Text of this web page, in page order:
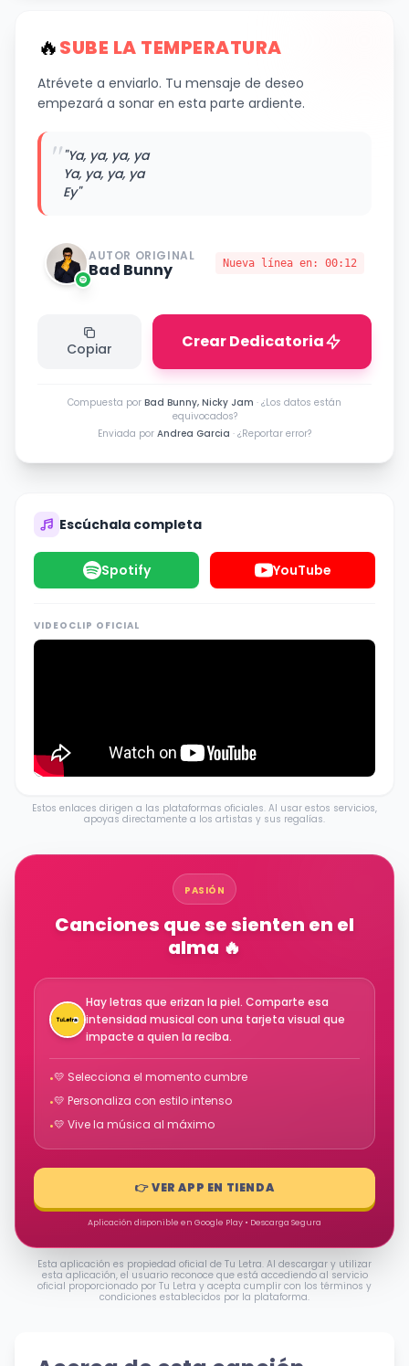
🔥SUBE LA TEMPERATURA
Atrévete a enviarlo. Tu mensaje de deseo
empezará a sonar en esta parte ardiente.
""Ya, ya, ya, ya
Ya, ya, ya, ya
Ey"
AUTOR ORIGINAL
Bad Bunny Nueva línea en: 00:12
Copiar Crear Dedicatoria
Compuesta por Bad Bunny, Nicky Jam · ¿Los datos están
equivocados?
Enviada por Andrea Garcia · ¿Reportar error?
Escúchala completa
Spotify YouTube
VIDEOCLIP OFICIAL
Estos enlaces dirigen a las plataformas oficiales. Al usar estos servicios,
apoyas directamente a los artistas y sus regalías.
PASIÓN
Canciones que se sienten en el
alma 🔥
Hay letras que erizan la piel. Comparte esa
intensidad musical con una tarjeta visual que
impacte a quien la reciba.
•💛 Selecciona el momento cumbre
•💛 Personaliza con estilo intenso
•💛 Vive la música al máximo
👉 VER APP EN TIENDA
Aplicación disponible en Google Play • Descarga Segura
Esta aplicación es propiedad oficial de Tu Letra. Al descargar y utilizar
esta aplicación, el usuario reconoce que está accediendo al servicio
oficial proporcionado por Tu Letra y acepta cumplir con los términos y
condiciones establecidos por la plataforma.